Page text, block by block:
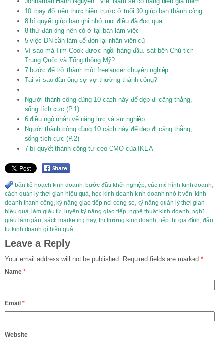
10 thay đổi nên thực hiện trước ở tuổi 30 giúp bạn thành công
8 bí quyết giúp bạn ghi nhớ mọi điều đã đọc qua
8 thứ đàn ông nên có ở tại bàn làm việc
5 việc DN cần làm để đón lại nhân viên cũ
Vì sao mà Tim Cook được ngồi hàng đầu, sát bên Chủ tịch
Trung Quốc và Tổng thống Mỹ?
7 bước để trở thành một freelancer chuyên nghiệp
Tại vì sao đàn ông sợ vợ thường thành công?
Người thành công dùng 10 cách này để dẹp đi căng thẳng,
sống tích cực (P.1)
6 điều ngộ nhận về năng lực và sự nghiệp
Người thành công dùng 10 cách này để dẹp đi căng thẳng,
sống tích cực (P.2)
7 bí quyết thành công từ ceo CMO của IKEA
bản kế hoạch kinh doanh, bước đầu khởi nghiệp, các mô hình kinh doanh,
cách quản lý thời gian hiệu quả, học kinh doanh kinh doanh nhỏ ít vốn, kinh
doanh thành công, kỷ năng giao tiếp noi cong so, kỹ năng quản lý thời gian
hiệu quả, làm giàu từ, luyện kỹ năng giao tiếp, nghệ thuật kinh doanh, nghĩ
giàu làm giàu, sách marketing hay, thị trường kinh doanh, tiếp thị gia đình, đầu
tư kinh doanh gì hiệu quả
Leave a Reply
Your email address will not be published. Required fields are marked *
Name *
Email *
Website